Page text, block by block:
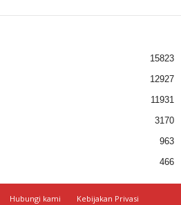
15823
12927
11931
3170
963
466
Hubungi kami Kebijakan Privasi